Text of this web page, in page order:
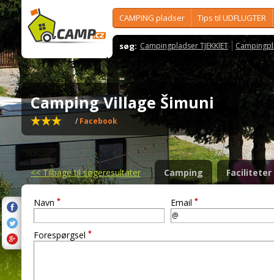
CAMPING pladser Tips til UDFLUGTER
søg: Campingpladser TJEKKIET
Camping Village Šimuni
/ Facebook
<<Tilbage til søgeresultater Camping Faciliteter
Navn * Email *
Forespørgsel *